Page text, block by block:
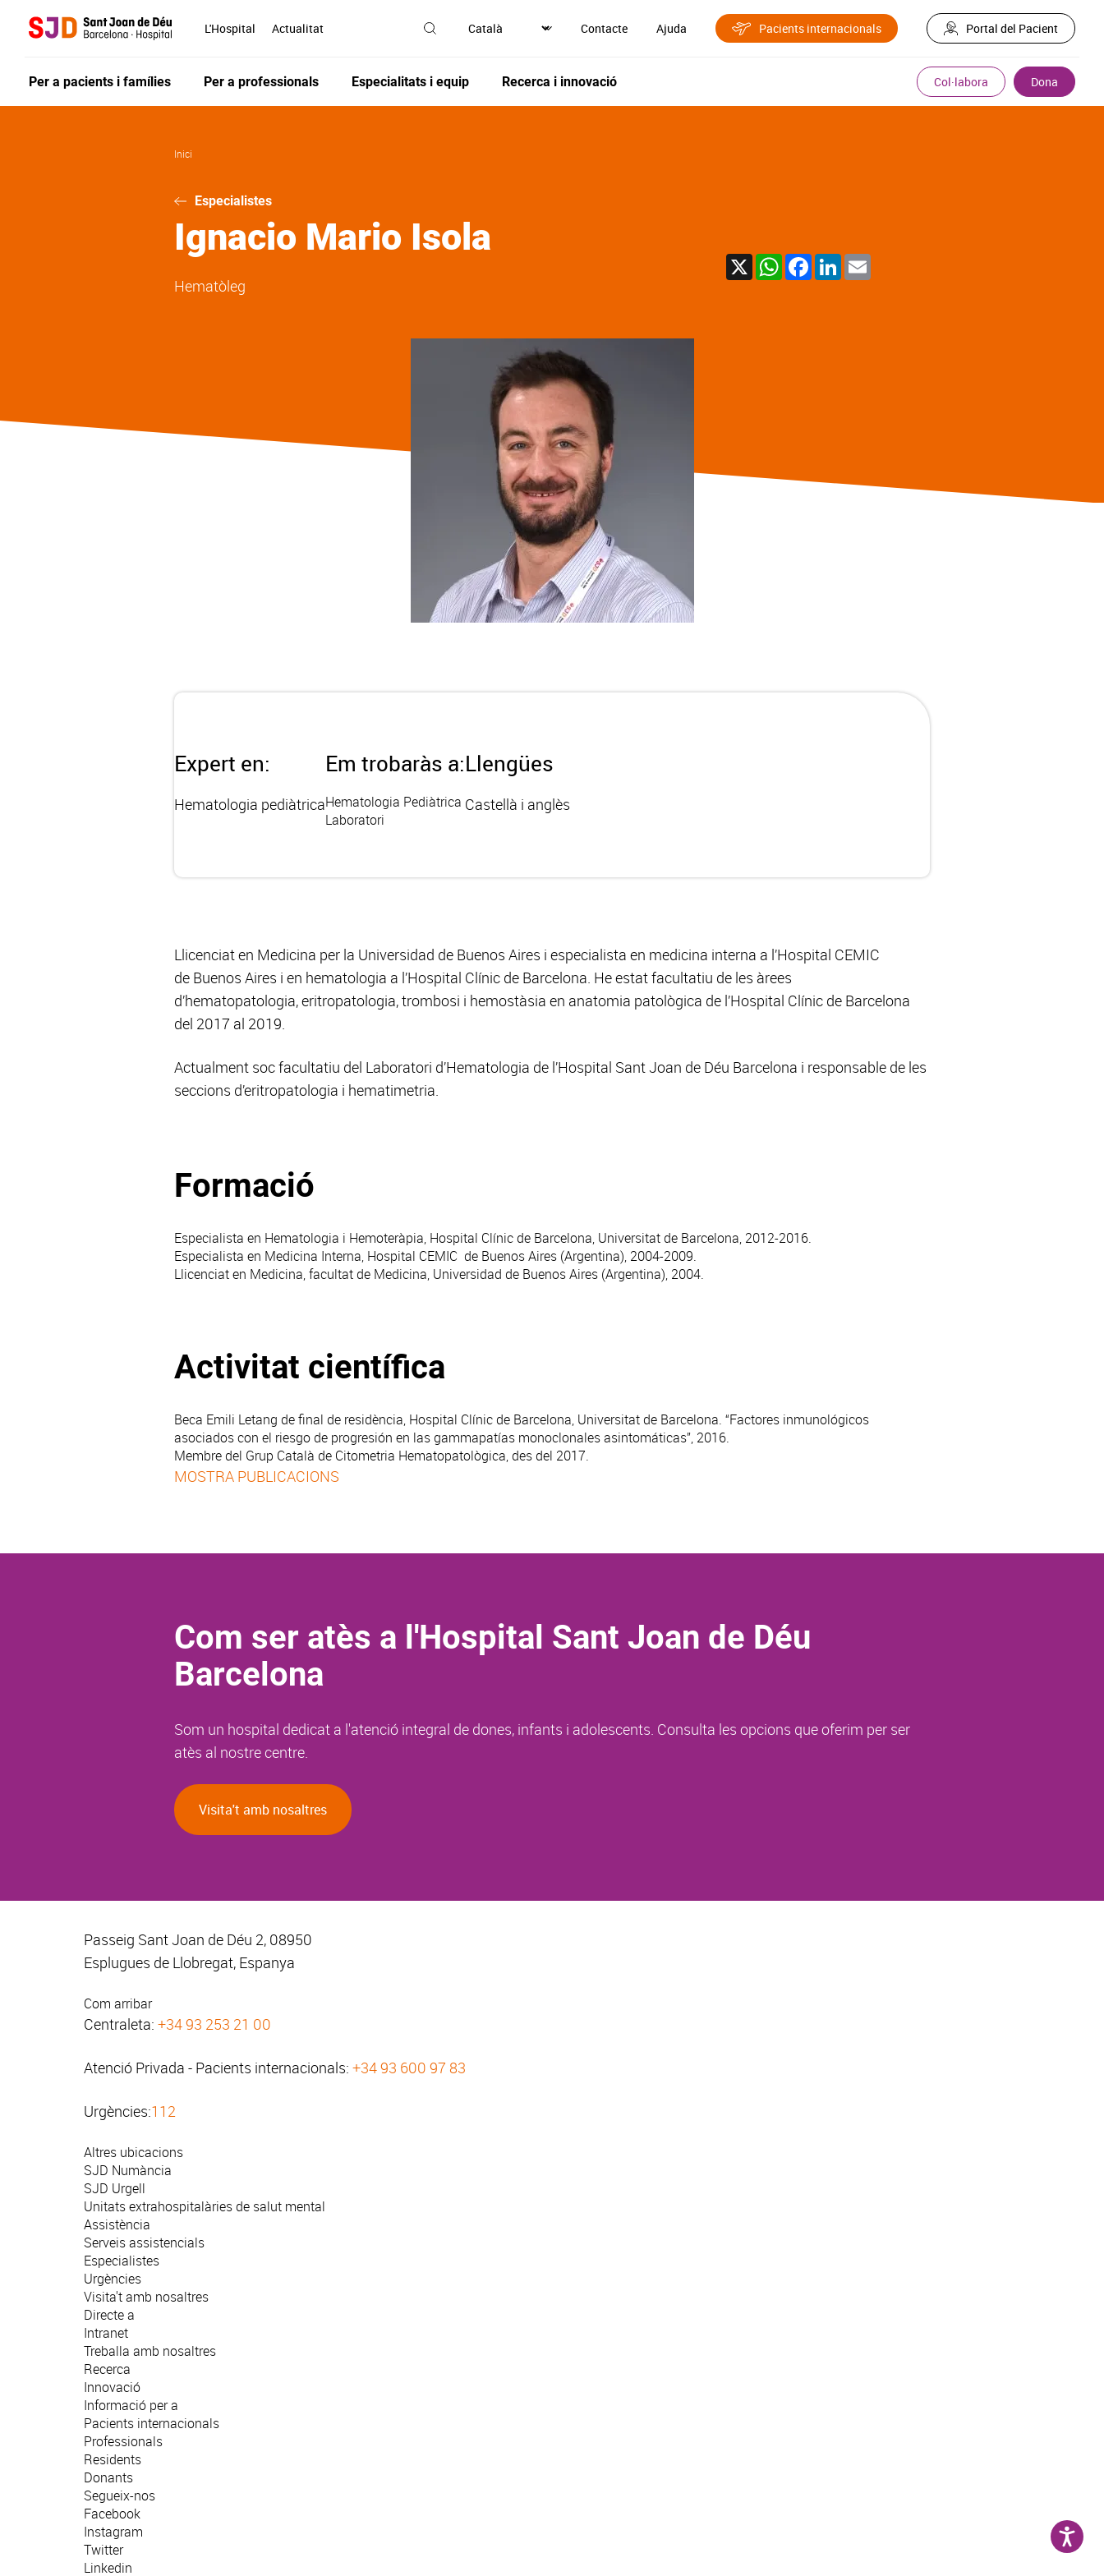
L'Hospital Actualitat Contacte Ajuda Pacients internacionals Portal del Pacient
Per a pacients i famílies Per a professionals Especialitats i equip Recerca i innovació Col·labora Dona
Inici
Especialistes
Ignacio Mario Isola
Hematòleg
X WhatsAppFacebook
LinkedIn
Expert en:
Hematologia pediàtrica
Em trobaràs a:
Hematologia Pediàtrica
Laboratori
Llengües
Castellà i anglès
Llicenciat en Medicina per la Universidad de Buenos Aires i especialista en medicina interna a l’Hospital CEMIC
de Buenos Aires i en hematologia a l’Hospital Clínic de Barcelona. He estat facultatiu de les àrees
d’hematopatologia, eritropatologia, trombosi i hemostàsia en anatomia patològica de l’Hospital Clínic de Barcelona
del 2017 al 2019.
Actualment soc facultatiu del Laboratori d’Hematologia de l’Hospital Sant Joan de Déu Barcelona i responsable de les
seccions d’eritropatologia i hematimetria.
Formació
Especialista en Hematologia i Hemoteràpia, Hospital Clínic de Barcelona, Universitat de Barcelona, 2012-2016.
Especialista en Medicina Interna, Hospital CEMIC de Buenos Aires (Argentina), 2004-2009.
Llicenciat en Medicina, facultat de Medicina, Universidad de Buenos Aires (Argentina), 2004.
Activitat científica
Beca Emili Letang de final de residència, Hospital Clínic de Barcelona, Universitat de Barcelona. “Factores inmunológicos
asociados con el riesgo de progresión en las gammapatías monoclonales asintomáticas”, 2016.
Membre del Grup Català de Citometria Hematopatològica, des del 2017.
MOSTRA PUBLICACIONS
Com ser atès a l'Hospital Sant Joan de Déu
Barcelona
Som un hospital dedicat a l'atenció integral de dones, infants i adolescents. Consulta les opcions que oferim per ser
atès al nostre centre.
Visita't amb nosaltres
Passeig Sant Joan de Déu 2, 08950
Esplugues de Llobregat, Espanya
Com arribar
Centraleta: +34 93 253 21 00
Atenció Privada - Pacients internacionals: +34 93 600 97 83
Urgències:112
Altres ubicacions
SJD Numància
SJD Urgell
Unitats extrahospitalàries de salut mental
Assistència
Serveis assistencials
Especialistes
Urgències
Visita't amb nosaltres
Directe a
Intranet
Treballa amb nosaltres
Recerca
Innovació
Informació per a
Pacients internacionals
Professionals
Residents
Donants
Segueix-nos
Facebook
Instagram
Twitter
Linkedin